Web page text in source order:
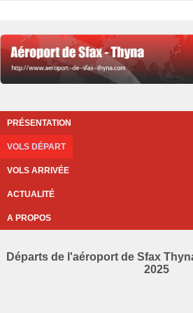
PRÉSENTATION
VOLS DÉPART
VOLS ARRIVÉE
ACTUALITÉ
A PROPOS
Départs de l'aéroport de Sfax
2025